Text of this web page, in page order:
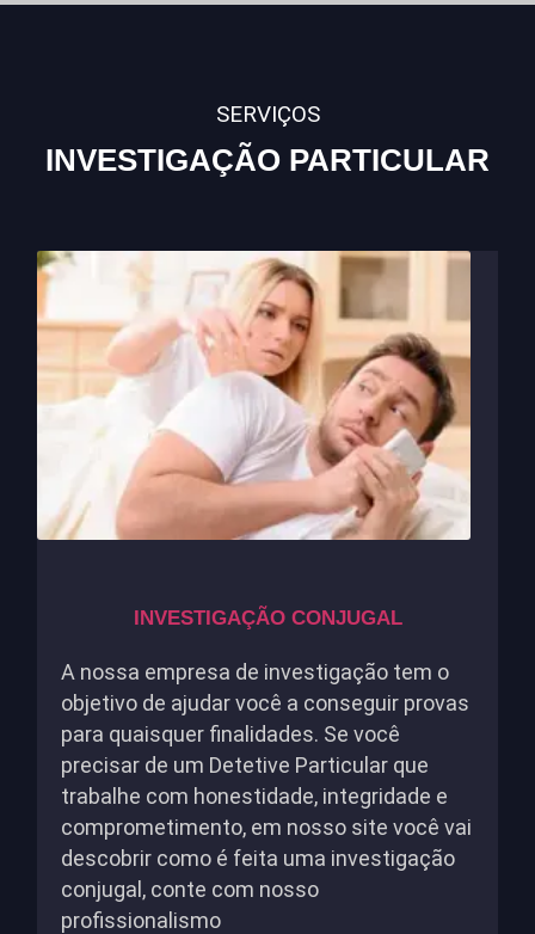
SERVIÇOS
INVESTIGAÇÃO PARTICULAR
INVESTIGAÇÃO CONJUGAL
A nossa empresa de investigação tem o
objetivo de ajudar você a conseguir provas
para quaisquer finalidades. Se você
precisar de um Detetive Particular que
trabalhe com honestidade, integridade e
comprometimento, em nosso site você vai
descobrir como é feita uma investigação
conjugal, conte com nosso
profissionalismo